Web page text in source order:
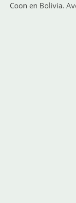
Coon en Bolivia.